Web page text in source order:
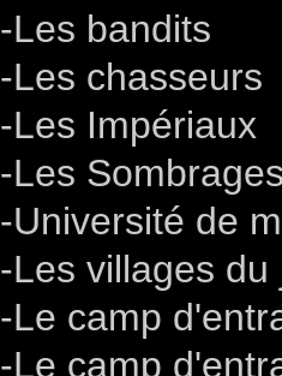
-Les bandits
-Les chasseurs
-Les Impériaux
-Les
-Université de
-Les villages
-Le camp
-Le camp